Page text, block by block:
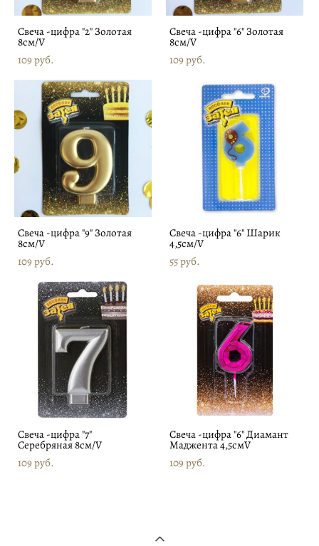
Свеча -цифра "2" Золотая
8см/V
109 pуб.
Свеча -цифра "6" Золотая
8см/V
109 pуб.
Свеча -цифра "9" Золотая
8см/V
109 pуб.
Свеча -цифра "6" Шарик
4,5см/V
55 pуб.
Свеча -цифра "7"
Серебряная 8см/V
109 pуб.
Свеча -цифра "6" Диамант
Маджента 4,5смV
109 pуб.